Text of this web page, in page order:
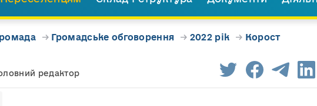
→ Громадське обговорення → 2022 рік → Корост
редактор